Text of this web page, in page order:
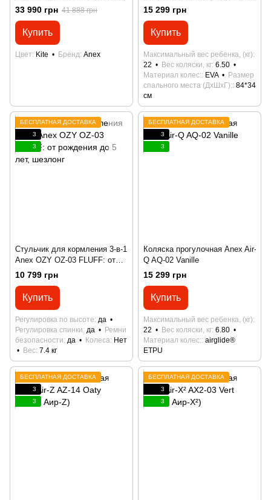
автокресло Anex By Avionaut
Cosmo Black и адаптеры в
подарок
33 990 грн 41 888 грн
Купить
Цвет Kite Бренд Anex
плюс)
15 299 грн
Купить
Максимальный вес ребенка, (кг)
22
Вес коляски, кг 6.50
Материал колес: EVA
Размер
спального места (ДхШхГ): 84*34
см
БЕСПЛАТНАЯ ДОСТАВКА
3
3
Стульчик для кормления 3-в-1
Anex OZY OZ-03 FLUFF: от
рождения до 5 лет, шезлонг
10 799 грн
Купить
Регулировка по высоте да
Регулировка спинки да
Ремни
безопасности да Колеса Нет
Вес 7.4 кг
БЕСПЛАТНАЯ ДОСТАВКА
3
3
Коляска прогулочная Anex Air-
Q AQ-02 Vanille
15 299 грн
Купить
Максимальный вес ребенка, (кг)
22
Вес коляски, кг 6.80
Материал колес: airglide®
ETPU
БЕСПЛАТНАЯ ДОСТАВКА
3
3
БЕСПЛАТНАЯ ДОСТАВКА
3
3